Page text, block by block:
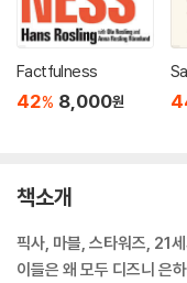
Factfulness
42% 8,000원
책소개
픽사, 마블, 스타워즈, 21
이들은 왜 모두 디즈니 은